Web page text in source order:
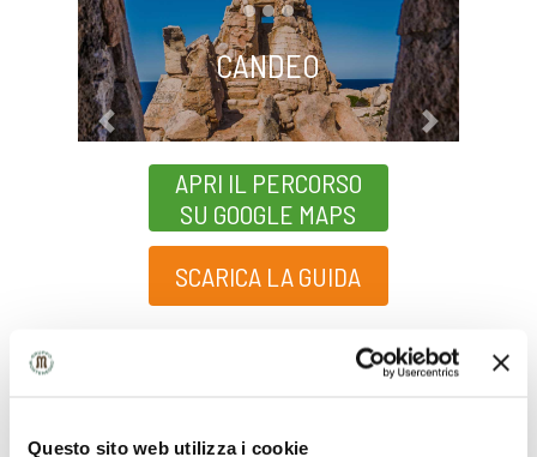
Questo sito web utilizza i cookie
CANDEO
APRI IL PERCORSO
SU GOOGLE MAPS
SCARICA LA GUIDA
Previous Next